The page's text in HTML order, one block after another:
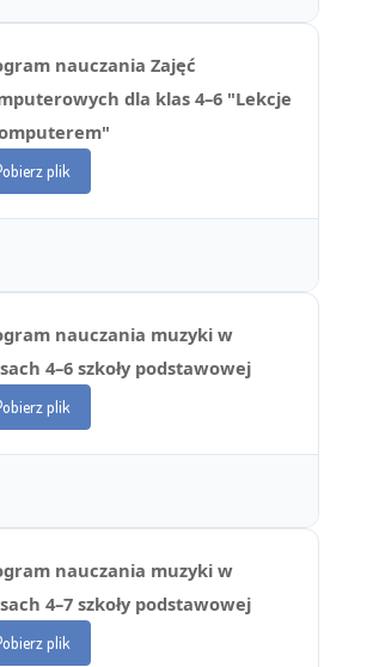
nauczania Zajęć
dla klas 4–6 "Lekcje
plik
nauczania muzyki w
4–6 szkoły podstawowej
plik
nauczania muzyki w
4–7 szkoły podstawowej
plik